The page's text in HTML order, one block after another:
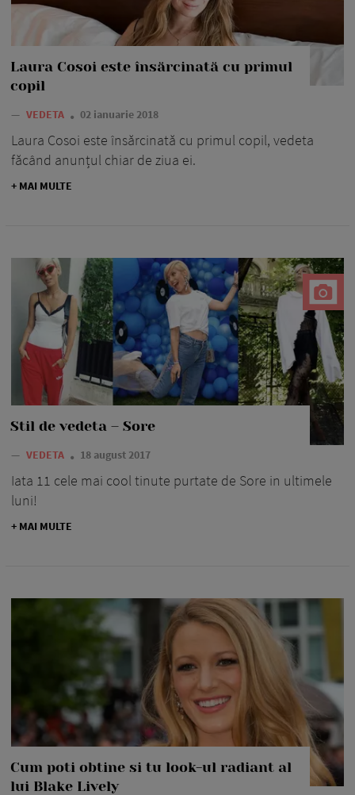
Laura Cosoi este însărcinată cu primul
copil
— VEDETA 02 ianuarie 2018
Laura Cosoi este însărcinată cu primul copil, vedeta
făcând anunțul chiar de ziua ei.
+ MAI MULTE
Stil de vedeta – Sore
— VEDETA 18 august 2017
Iata 11 cele mai cool tinute purtate de Sore in ultimele
luni!
+ MAI MULTE
Cum poti obtine si tu look-ul radiant al
lui Blake Lively